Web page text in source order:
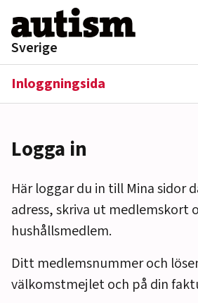
Hoppa till innehåll
Sverige
Inloggningsida
Logga in
Här loggar du in till Mina sidor
adress, skriva ut medlemskort
hushållsmedlem.
Ditt medlemsnummer och
välkomstmejlet och på din